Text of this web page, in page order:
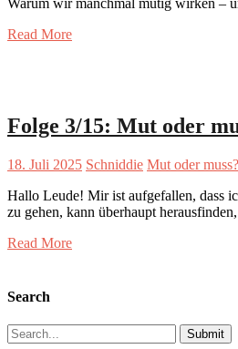
Read More
Folge 3/15: Mut oder
18. Juli 2025 Schniddie Mut oder muss?
Hallo Leude! Mir ist aufgefallen, dass
zu gehen, kann überhaupt
Read More
Search
Search